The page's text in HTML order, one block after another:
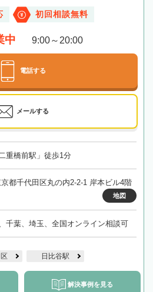
初回相談無料
中 9:00～20:00
電話する
メールする
重橋前駅」徒歩1分
都千代田区丸の内2-2-1 岸本ビル4階
地図
千葉、埼玉、全国オンライン相談可
日比谷駅
解決事例を見る